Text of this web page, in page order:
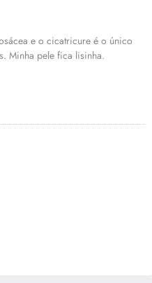
e o cicatricure é o único
Minha pele fica lisinha.